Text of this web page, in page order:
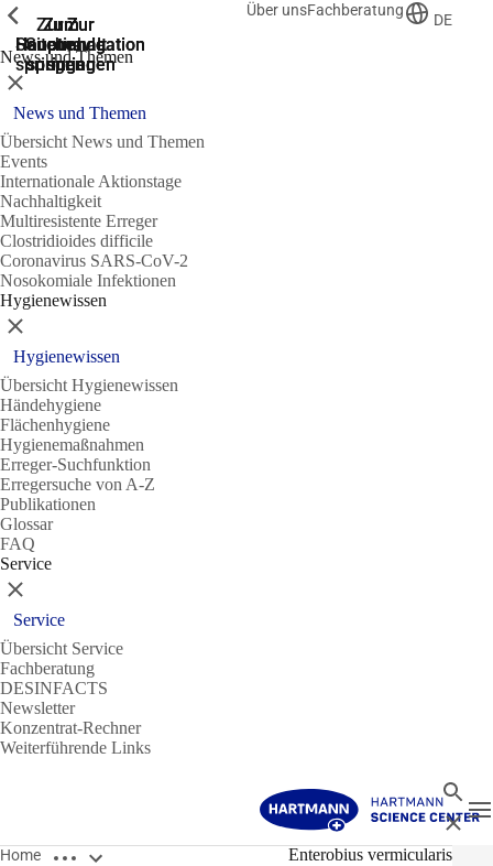
Zur
Suche
springen
Zur
Hauptnavigation
springen
Zur
Hauptnavigation
springen
Zum
Hauptinhalt
springen
Zum
Seitenende
springen
Über unsFachberatung
DE
News und Themen
Zeige vorherige
Schließen
News und Themen
Übersicht News und Themen
Events
Internationale Aktionstage
Nachhaltigkeit
Multiresistente Erreger
Clostridioides difficile
Coronavirus SARS-CoV-2
Nosokomiale Infektionen
Hygienewissen
Zeige vorherige
Schließen
Hygienewissen
Übersicht Hygienewissen
Händehygiene
Flächenhygiene
Hygienemaßnahmen
Erreger-Suchfunktion
Erregersuche von A-Z
Publikationen
Glossar
FAQ
Service
Zeige vorherige
Schließen
Service
Übersicht Service
Fachberatung
DESINFACTS
Newsletter
Konzentrat-Rechner
Weiterführende Links
Suche
Home Breadcrumbs öffnen Enterobius vermicularis
Erreger